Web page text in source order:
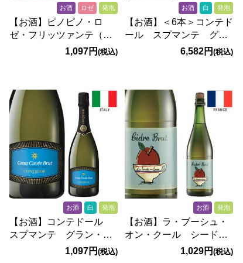
お酒 ロゼ 発泡
【お酒】ピノピノ・ロ
ゼ・フリッツァンテ（ロ
ゼ・微発泡） 750ml
1,097円(税込)
お酒 白 発泡
【お酒】＜6本＞コンテド
ール スプマンテ グラ
ン・キュヴェ ブリュッ
6,582円 (税込)
お酒 白 発泡
【お酒】コンテドール
スプマンテ グラン・キ
ュヴェ ブリュット
1,097円(税込)
お酒 発泡
【お酒】ラ・ブーシュ・
オン・クール シード
ル・ブリュット（微発
1,029円 (税込)